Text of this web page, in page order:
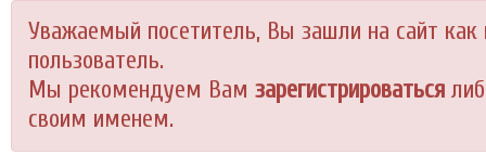
Уважаемый посетитель, Вы зашли на сайт как
пользователь.
Мы рекомендуем Вам зарегистрироваться
своим именем.